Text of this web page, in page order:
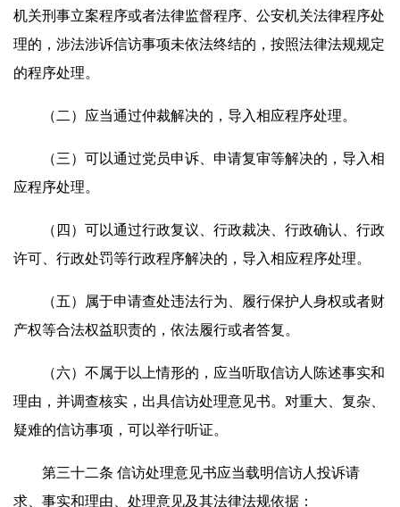
机关刑事立案程序或者法律监督程序、公安机关法律程序处
理的，涉法涉诉信访事项未依法终结的，按照法律法规规定
的程序处理。
（二）应当通过仲裁解决的，导入相应程序处理。
（三）可以通过党员申诉、申请复审等解决的，导入相
应程序处理。
（四）可以通过行政复议、行政裁决、行政确认、行政
许可、行政处罚等行政程序解决的，导入相应程序处理。
（五）属于申请查处违法行为、履行保护人身权或者财
产权等合法权益职责的，依法履行或者答复。
（六）不属于以上情形的，应当听取信访人陈述事实和
理由，并调查核实，出具信访处理意见书。对重大、复杂、
疑难的信访事项，可以举行听证。
第三十二条 信访处理意见书应当载明信访人投诉请
求、事实和理由、处理意见及其法律法规依据：